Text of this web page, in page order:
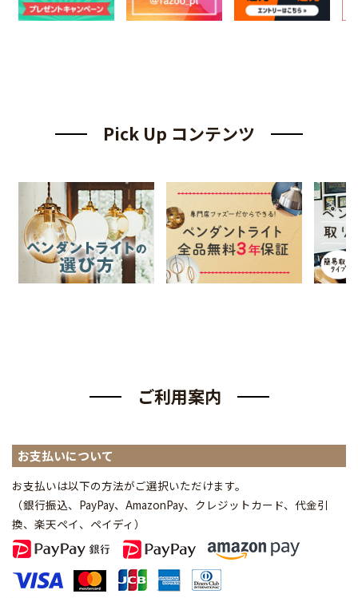
Pick Up コンテンツ
ご利用案内
お支払いについて
お支払いは以下の方法がご選択いただけます。
（銀行振込、PayPay、AmazonPay、クレジットカード、代金引
換、楽天ペイ、ペイディ ）